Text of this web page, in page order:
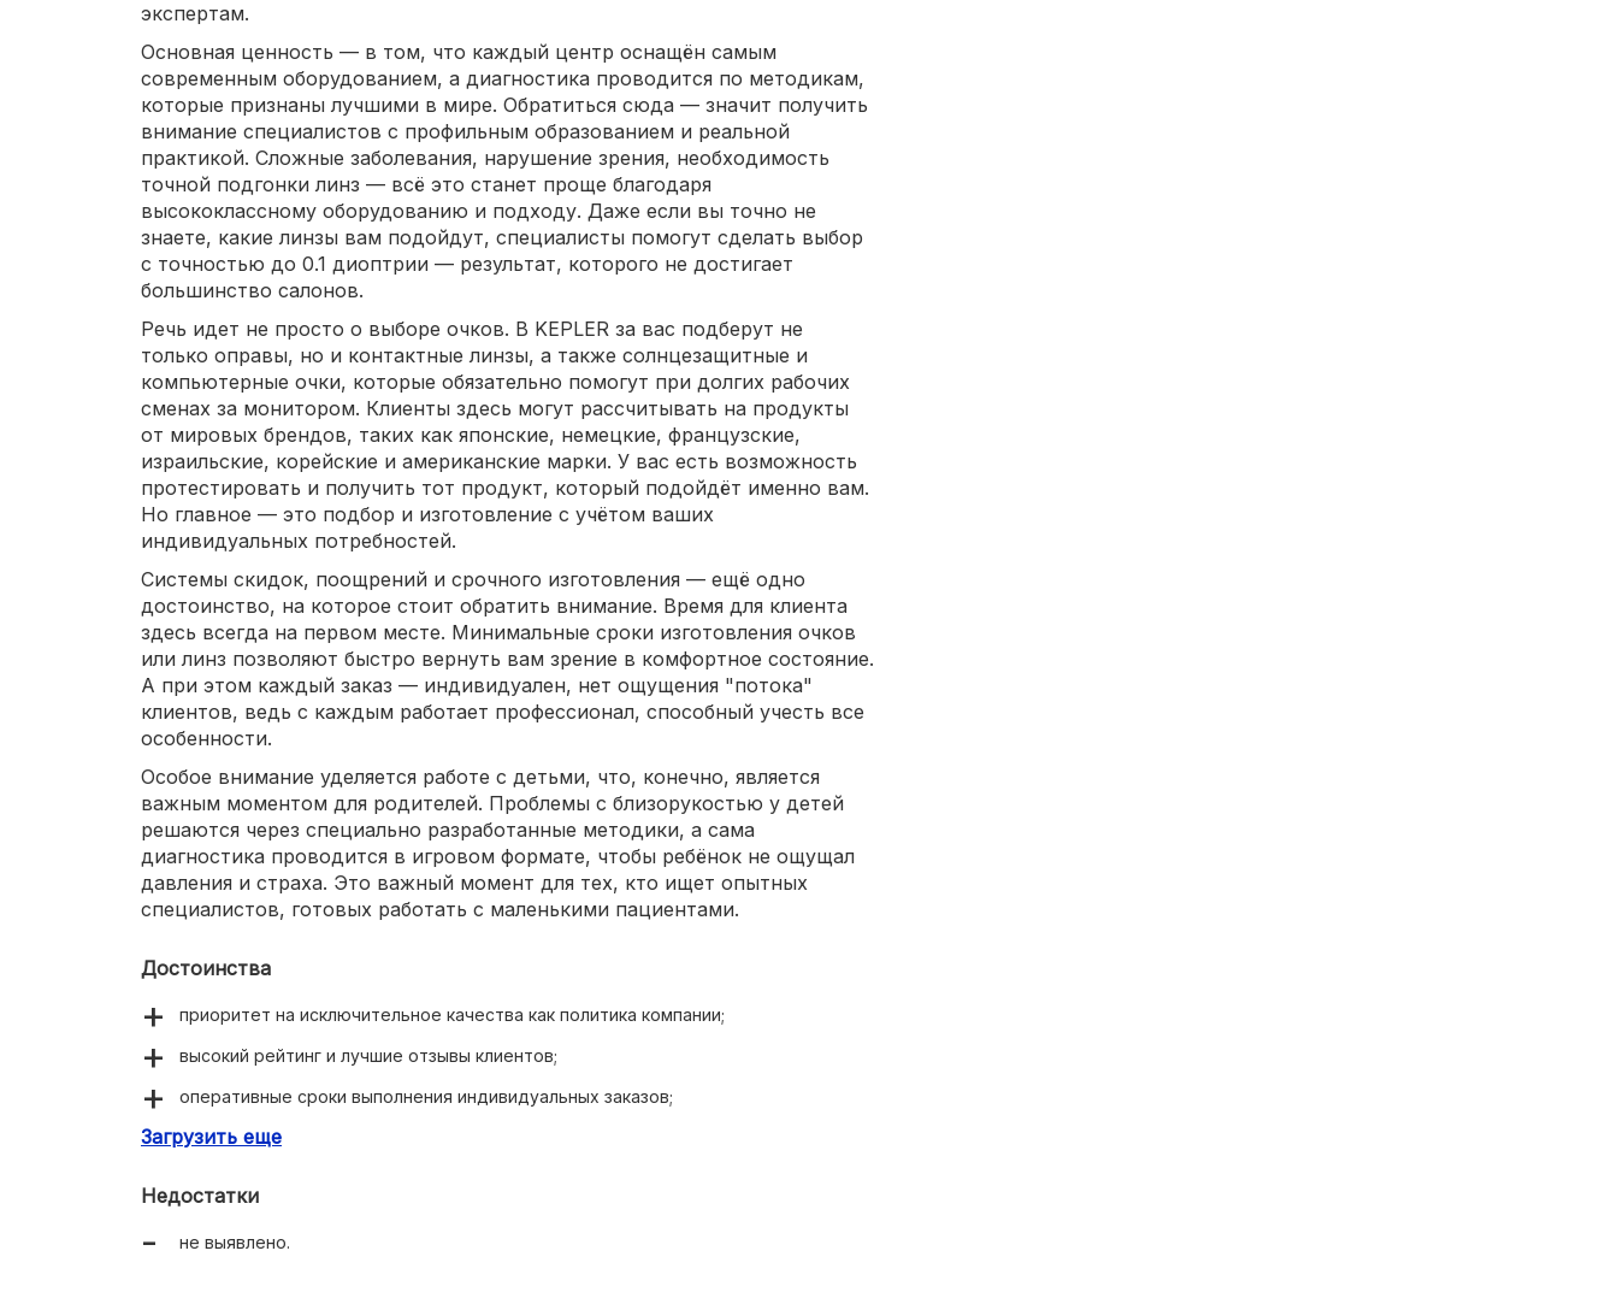
экспертам.
Основная ценность — в том, что каждый центр оснащён самым
современным оборудованием, а диагностика проводится по методикам,
которые признаны лучшими в мире. Обратиться сюда — значит получить
внимание специалистов с профильным образованием и реальной
практикой. Сложные заболевания, нарушение зрения, необходимость
точной подгонки линз — всё это станет проще благодаря
высококлассному оборудованию и подходу. Даже если вы точно не
знаете, какие линзы вам подойдут, специалисты помогут сделать выбор
с точностью до 0.1 диоптрии — результат, которого не достигает
большинство салонов.
Речь идет не просто о выборе очков. В KEPLER за вас подберут не
только оправы, но и контактные линзы, а также солнцезащитные и
компьютерные очки, которые обязательно помогут при долгих рабочих
сменах за монитором. Клиенты здесь могут рассчитывать на продукты
от мировых брендов, таких как японские, немецкие, французские,
израильские, корейские и американские марки. У вас есть возможность
протестировать и получить тот продукт, который подойдёт именно вам.
Но главное — это подбор и изготовление с учётом ваших
индивидуальных потребностей.
Системы скидок, поощрений и срочного изготовления — ещё одно
достоинство, на которое стоит обратить внимание. Время для клиента
здесь всегда на первом месте. Минимальные сроки изготовления очков
или линз позволяют быстро вернуть вам зрение в комфортное состояние.
А при этом каждый заказ — индивидуален, нет ощущения "потока"
клиентов, ведь с каждым работает профессионал, способный учесть все
особенности.
Особое внимание уделяется работе с детьми, что, конечно, является
важным моментом для родителей. Проблемы с близорукостью у детей
решаются через специально разработанные методики, а сама
диагностика проводится в игровом формате, чтобы ребёнок не ощущал
давления и страха. Это важный момент для тех, кто ищет опытных
специалистов, готовых работать с маленькими пациентами.
Достоинства
приоритет на исключительное качества как политика компании;
высокий рейтинг и лучшие отзывы клиентов;
оперативные сроки выполнения индивидуальных заказов;
тысячи готовых изделий в каталоге;
Загрузить еще
Недостатки
не выявлено.